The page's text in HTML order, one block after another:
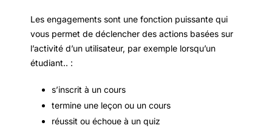
Les engagements sont une fonction puissante qui
vous permet de déclencher des actions basées sur
l’activité d’un utilisateur, par exemple lorsqu’un
étudiant.. :
s’inscrit à un cours
termine une leçon ou un cours
réussit ou échoue à un quiz